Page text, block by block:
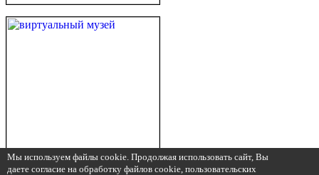
Мы используем файлы cookie. Продолжая использовать сайт, Вы
даете согласие на обработку файлов cookie, пользовательских